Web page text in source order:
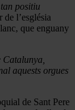
positiu
l’església
que enguany
aquests orgues
de Sant Pere